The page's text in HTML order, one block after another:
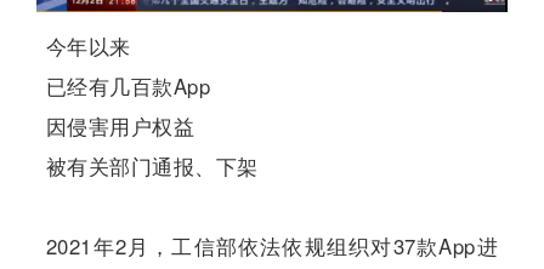
今年以来
已经有几百款App
因侵害用户权益
被有关部门通报、下架
2021年2月，工信部依法依规组织对37款App进